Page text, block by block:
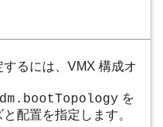
るには、VMX 構成オ
を
配置を指定します。